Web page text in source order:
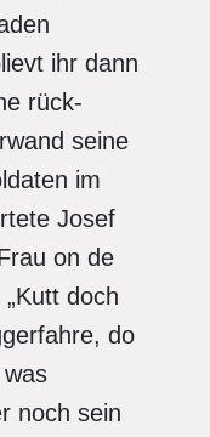
ihr dann
rück-
seine
im
Josef
on de
doch
do
noch sein